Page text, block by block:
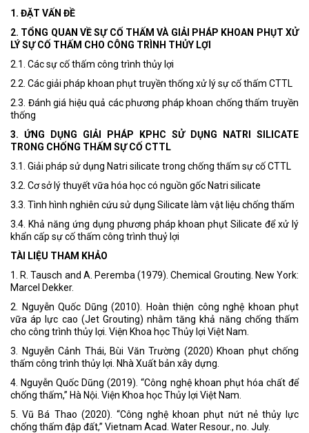
1. ĐẶT VẤN ĐỀ
2. TỔNG QUAN VỀ SỰ CỐ THẤM VÀ GIẢI PHÁP KHOAN PHỤT XỬ
LÝ SỰ CỐ THẤM CHO CÔNG TRÌNH THỦY LỢI
2.1. Các sự cố thấm công trình thủy lợi
2.2. Các giải pháp khoan phụt truyền thống xử lý sự cố thấm CTTL
2.3. Đánh giá hiệu quả các phương pháp khoan chống thấm truyền
thống
3. ỨNG DỤNG GIẢI PHÁP KPHC SỬ DỤNG NATRI SILICATE
TRONG CHỐNG THẤM SỰ CỐ CTTL
3.1. Giải pháp sử dụng Natri silicate trong chống thấm sự cố CTTL
3.2. Cơ sở lý thuyết vữa hóa học có nguồn gốc Natri silicate
3.3. Tình hình nghiên cứu sử dụng Silicate làm vật liệu chống thấm
3.4. Khả năng ứng dụng phương pháp khoan phụt Silicate để xử lý
khẩn cấp sự cố thấm công trình thuỷ lợi
TÀI LIỆU THAM KHẢO
1. R. Tausch and A. Peremba (1979). Chemical Grouting. New York:
Marcel Dekker.
2. Nguyễn Quốc Dũng (2010). Hoàn thiện công nghệ khoan phụt
vữa áp lực cao (Jet Grouting) nhằm tăng khả năng chống thấm
cho công trình thủy lợi. Viện Khoa học Thủy lợi Việt Nam.
3. Nguyễn Cảnh Thái, Bùi Văn Trường (2020) Khoan phụt chống
thấm công trình thủy lợi. Nhà Xuất bản xây dựng.
4. Nguyễn Quốc Dũng (2019). “Công nghệ khoan phụt hóa chất để
chống thấm,” Hà Nội. Viện Khoa học Thủy lợi Việt Nam.
5. Vũ Bá Thao (2020). “Công nghệ khoan phụt nứt nẻ thủy lực
chống thấm đập đất,” Vietnam Acad. Water Resour., no. July.